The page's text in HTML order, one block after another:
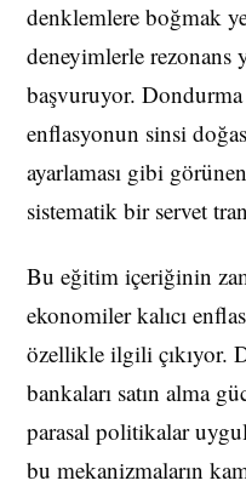
denklemlere boğmak
deneyimlerle
başvuruyor.
enflasyonun sinsi
ayarlaması gibi
sistematik bir servet
Bu eğitim içeriğinin
ekonomiler kalıcı
özellikle ilgili çıkıyor.
bankaları satın alma
parasal politikalar
bu mekanizmaların